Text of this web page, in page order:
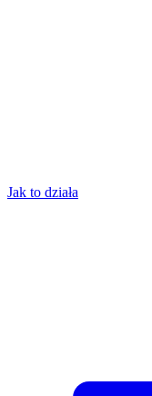
Jak to działa